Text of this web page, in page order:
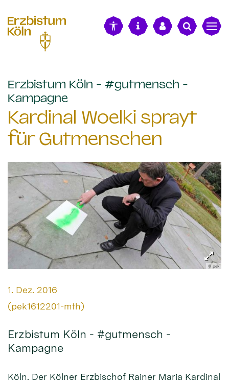
Erzbistum Köln - #gutmensch -
Kampagne:
Kardinal Woelki sprayt
für Gutmenschen
© pek
Datum:
1. Dez. 2016
Von:
(pek1612201-mth)
Erzbistum Köln - #gutmensch -
Kampagne
Köln. Der Kölner Erzbischof Rainer Maria Kardinal